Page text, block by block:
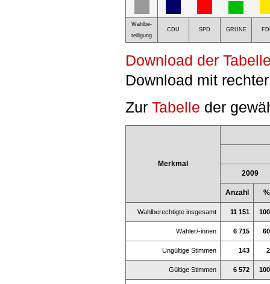
Wahlbe-
teiligung
CDU SPD GRÜNE
Download der
Download mit
ZurTabelle der
Merkmal
2009
Anzahl %
Wahlberechtigte insgesamt 11 151
Wähler/-innen 6 715
Ungültige Stimmen 143
Gültige Stimmen 6 572